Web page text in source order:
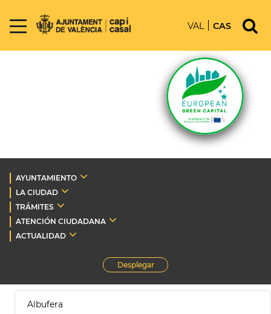
VAL CAS
AYUNTAMIENTO
LA CIUDAD
TRÁMITES
ATENCIÓN CIUDADANA
ACTUALIDAD
Desplegar
Albufera